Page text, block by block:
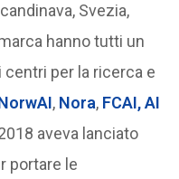
Svezia,
hanno tutti un
centri per la ricerca e
, Nora, FCAI,AI
aveva lanciato
portare le